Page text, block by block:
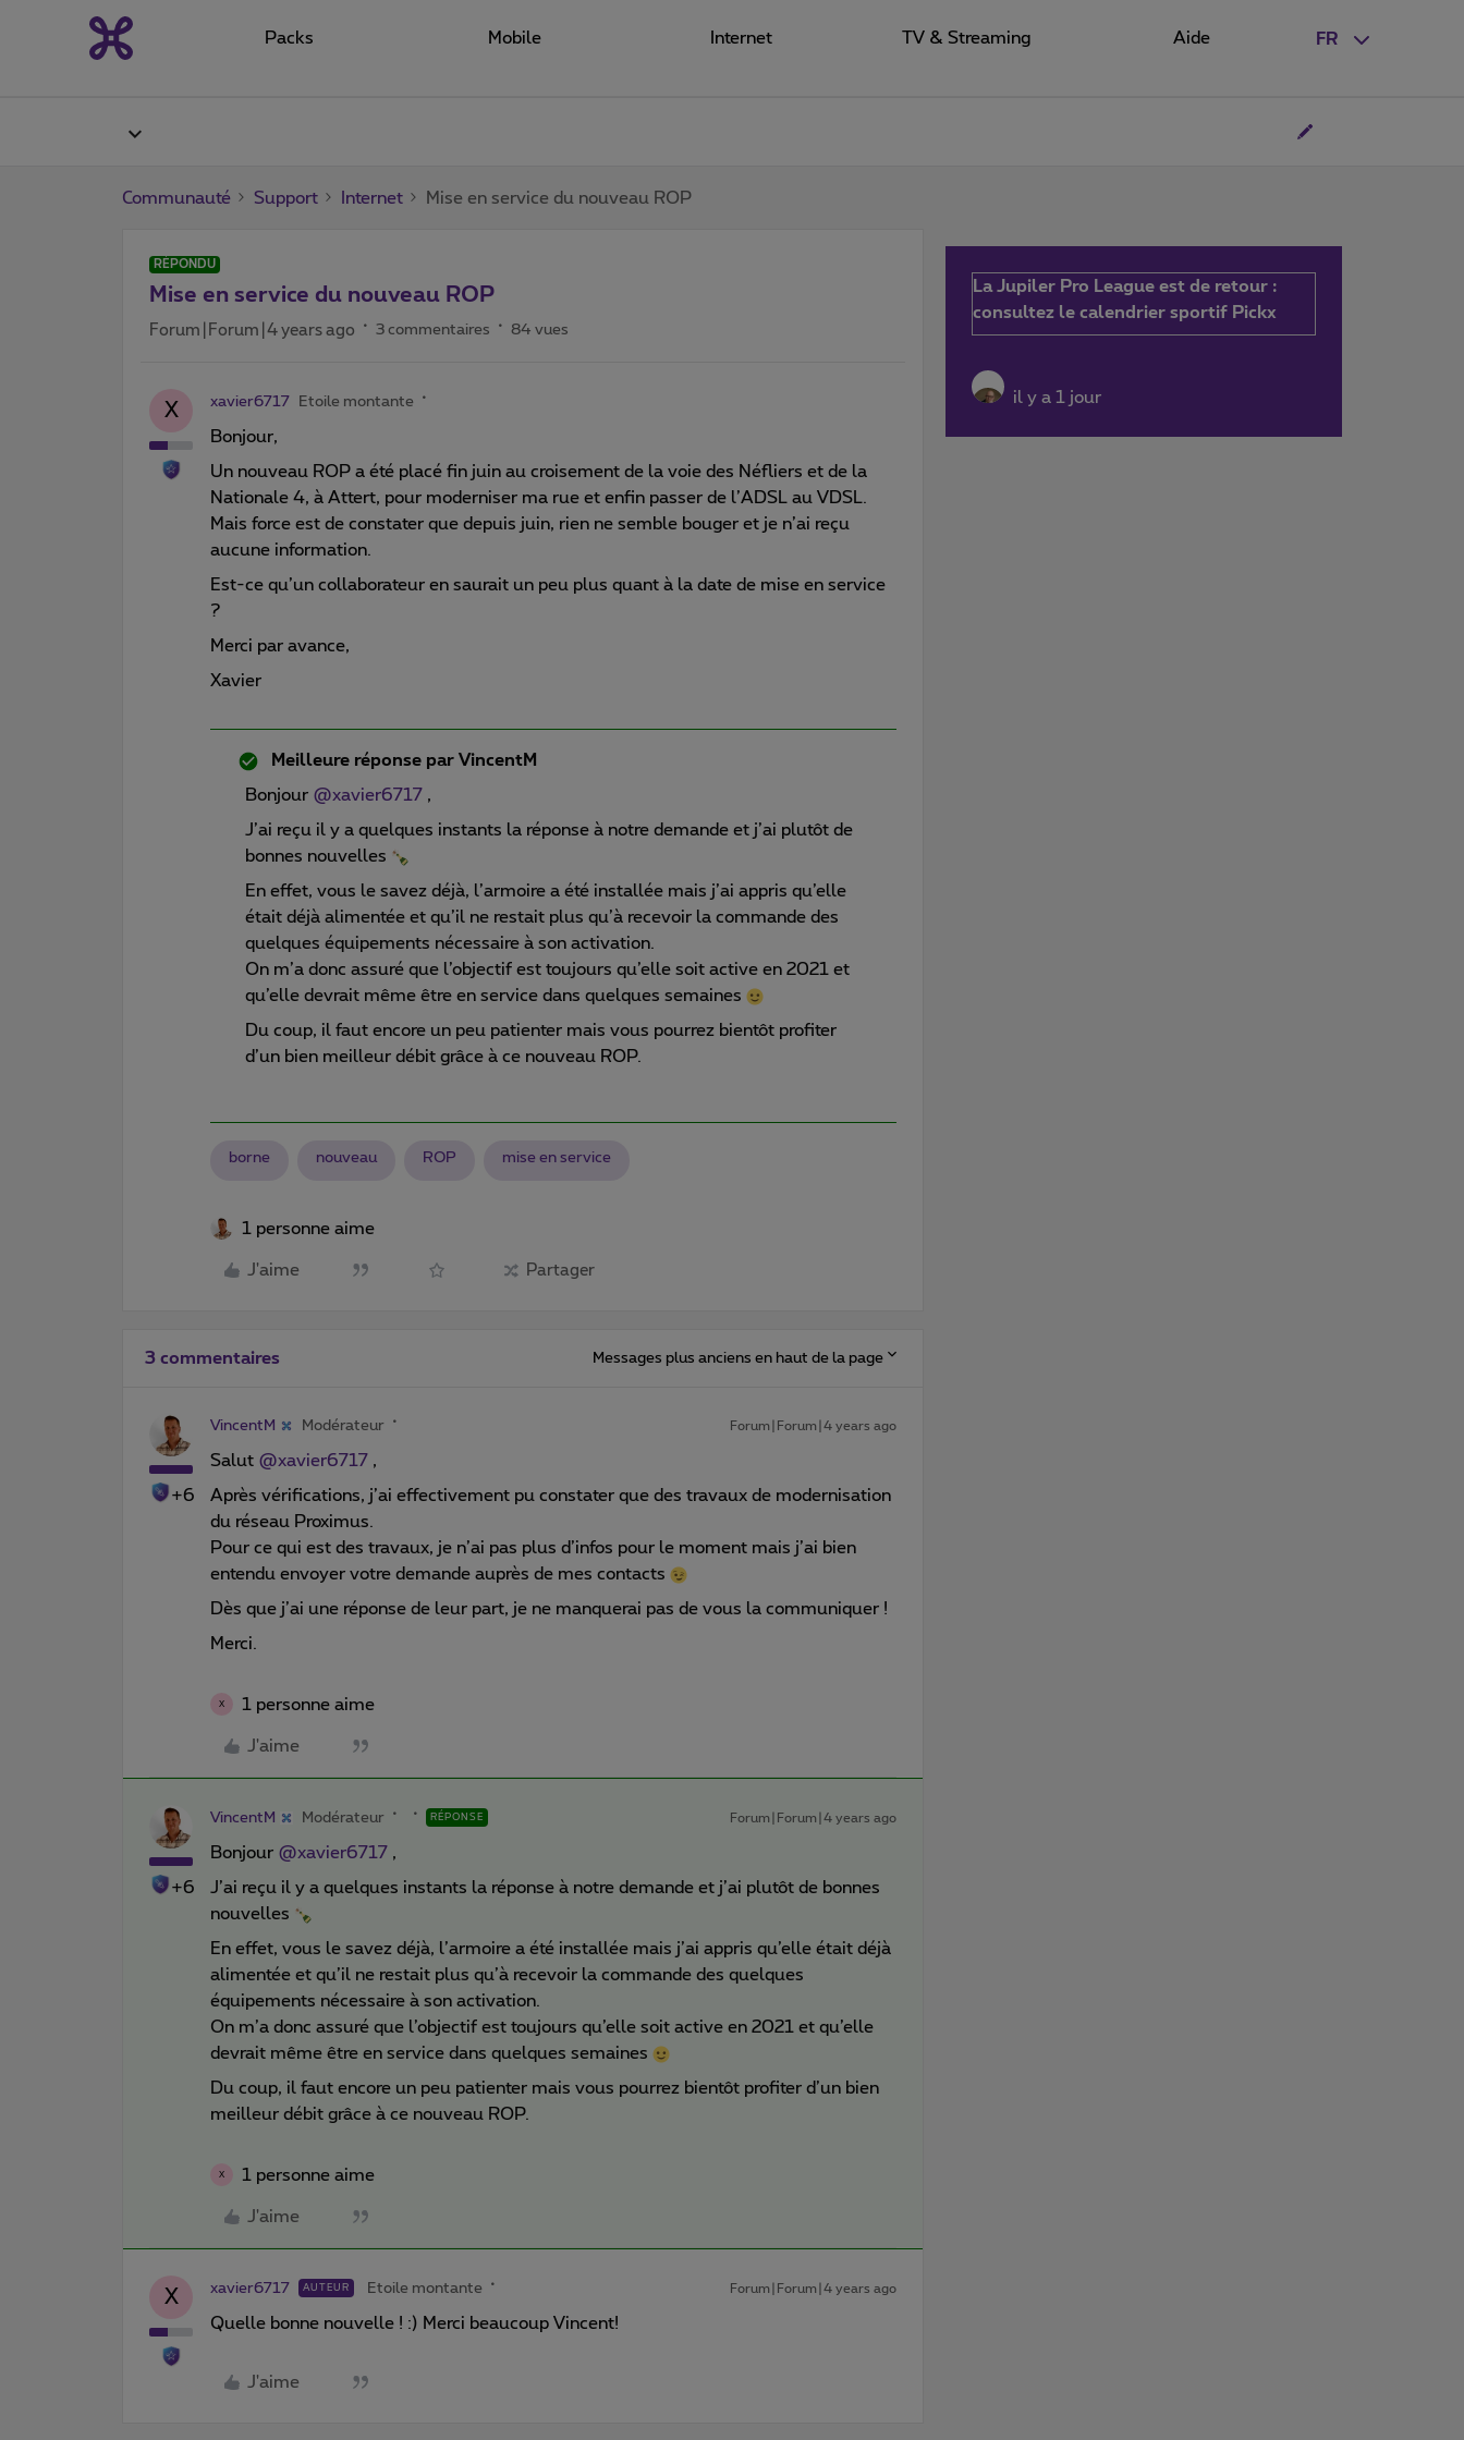
FR
Packs Mobile Internet TV & Streaming Aide
Communauté Support Internet Mise en service du nouveau ROP
RÉPONDU
Mise en service du nouveau ROP
Forum|Forum|4 years ago 3 commentaires 84 vues
X xavier6717 Etoile montante
Bonjour,
Un nouveau ROP a été placé fin juin au croisement de la voie des Néfliers et de la
Nationale 4, à Attert, pour moderniser ma rue et enfin passer de l’ADSL au VDSL.
Mais force est de constater que depuis juin, rien ne semble bouger et je n’ai reçu
aucune information.
Est-ce qu’un collaborateur en saurait un peu plus quant à la date de mise en service
?
Merci par avance,
Xavier
Meilleure réponse par VincentM
Bonjour @xavier6717 ,
J’ai reçu il y a quelques instants la réponse à notre demande et j’ai plutôt de
bonnes nouvelles
En effet, vous le savez déjà, l’armoire a été installée mais j’ai appris qu’elle
était déjà alimentée et qu’il ne restait plus qu’à recevoir la commande des
quelques équipements nécessaire à son activation.
On m’a donc assuré que l’objectif est toujours qu’elle soit active en 2021 et
qu’elle devrait même être en service dans quelques semaines
Du coup, il faut encore un peu patienter mais vous pourrez bientôt profiter
d’un bien meilleur débit grâce à ce nouveau ROP.
borne nouveau ROP mise en service
1 personne aime
J'aime Partager
3 commentaires Messages plus anciens en haut de la page
+6
VincentM Modérateur Forum|Forum|4 years ago
Salut @xavier6717 ,
Après vérifications, j’ai effectivement pu constater que des travaux de modernisation
du réseau Proximus.
Pour ce qui est des travaux, je n’ai pas plus d’infos pour le moment mais j’ai bien
entendu envoyer votre demande auprès de mes contacts
Dès que j’ai une réponse de leur part, je ne manquerai pas de vous la communiquer !
Merci.
X 1 personne aime
J'aime
+6
VincentM Modérateur RÉPONSE Forum|Forum|4 years ago
Bonjour @xavier6717 ,
J’ai reçu il y a quelques instants la réponse à notre demande et j’ai plutôt de bonnes
nouvelles
En effet, vous le savez déjà, l’armoire a été installée mais j’ai appris qu’elle était déjà
alimentée et qu’il ne restait plus qu’à recevoir la commande des quelques
équipements nécessaire à son activation.
On m’a donc assuré que l’objectif est toujours qu’elle soit active en 2021 et qu’elle
devrait même être en service dans quelques semaines
Du coup, il faut encore un peu patienter mais vous pourrez bientôt profiter d’un bien
meilleur débit grâce à ce nouveau ROP.
X 1 personne aime
J'aime
X xavier6717 AUTEUR Etoile montante Forum|Forum|4 years ago
Quelle bonne nouvelle ! :) Merci beaucoup Vincent!
J'aime
La Jupiler Pro League est de retour :
consultez le calendrier sportif Pickx
il y a 1 jour